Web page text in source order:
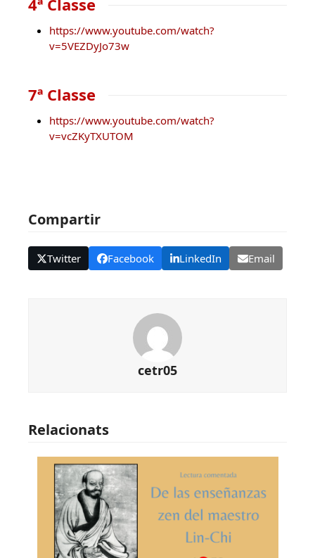
4ª Classe
https://www.youtube.com/watch?
v=5VEZDyJo73w
7ª Classe
https://www.youtube.com/watch?
v=vcZKyTXUTOM
Compartir
Twitter Facebook LinkedIn Email
cetr05
Relacionats